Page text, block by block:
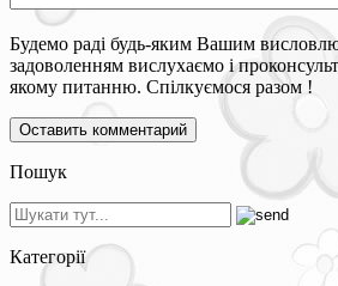
Будемо раді будь-яким Вашим
задоволенням вислухаємо і
якому питанню. Спілкуємося разом !
Пошук
Категорії